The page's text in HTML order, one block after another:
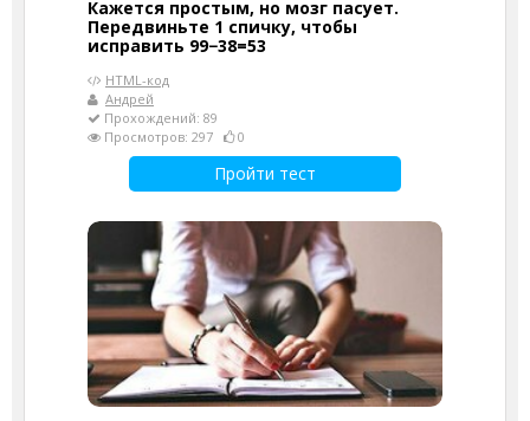
Кажется простым, но мозг пасует.
Передвиньте 1 спичку, чтобы
исправить 99−38=53
HTML-код
Андрей
Прохождений: 89
Просмотров: 297
0
Пройти тест